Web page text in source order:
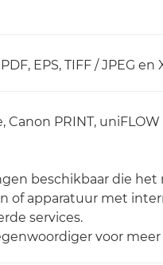
EPS, TIFF / JPEG en
Canon PRINT,
beschikbaar die
of apparatuur met
services.
voor